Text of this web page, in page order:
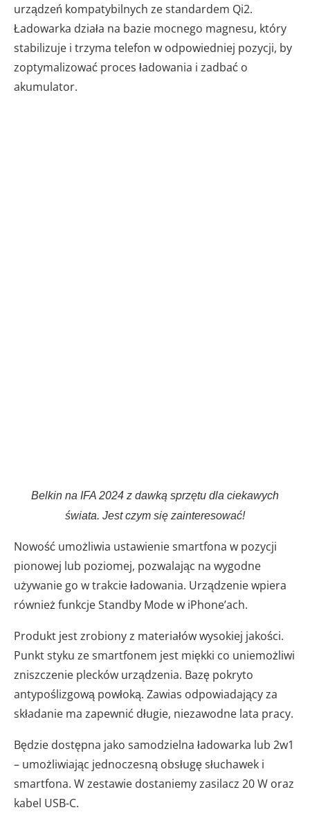
urządzeń kompatybilnych ze standardem Qi2.
Ładowarka działa na bazie mocnego magnesu, który
stabilizuje i trzyma telefon w odpowiedniej pozycji, by
zoptymalizować proces ładowania i zadbać o
akumulator.
Belkin na IFA 2024 z dawką sprzętu dla ciekawych
świata. Jest czym się zainteresować!
Nowość umożliwia ustawienie smartfona w pozycji
pionowej lub poziomej, pozwalając na wygodne
używanie go w trakcie ładowania. Urządzenie wpiera
również funkcje Standby Mode w iPhone’ach.
Produkt jest zrobiony z materiałów wysokiej jakości.
Punkt styku ze smartfonem jest miękki co uniemożliwi
zniszczenie plecków urządzenia. Bazę pokryto
antypoślizgową powłoką. Zawias odpowiadający za
składanie ma zapewnić długie, niezawodne lata pracy.
Będzie dostępna jako samodzielna ładowarka lub 2w1
– umożliwiając jednoczesną obsługę słuchawek i
smartfona. W zestawie dostaniemy zasilacz 20 W oraz
kabel USB-C.